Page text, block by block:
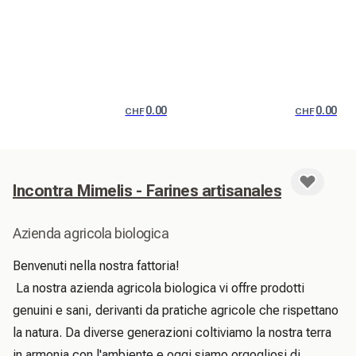
CHF0.00 CHF0.00
Incontra Mimelis - Farines artisanales
Azienda agricola biologica
Benvenuti nella nostra fattoria!
La nostra azienda agricola biologica vi offre prodotti
genuini e sani, derivanti da pratiche agricole che rispettano
la natura. Da diverse generazioni coltiviamo la nostra terra